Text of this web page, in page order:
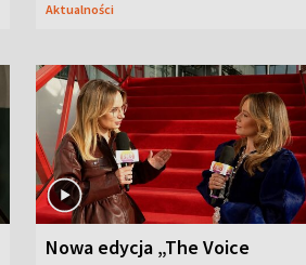
Aktualności
Nowa edycja „The Voice